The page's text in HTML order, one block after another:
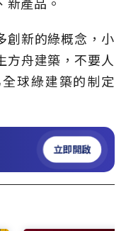
創新的綠概念，小
方舟建築，不要人
球綠建築的制定
立即開啟